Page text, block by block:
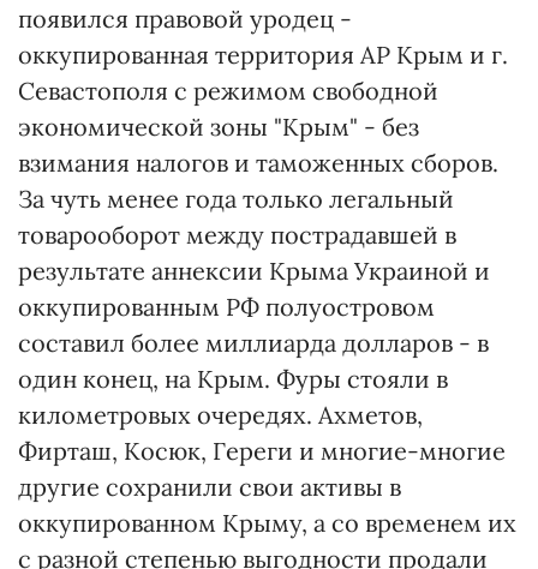
появился правовой уродец -
оккупированная территория АР Крым и г.
Севастополя с режимом свободной
экономической зоны "Крым" - без
взимания налогов и таможенных сборов.
За чуть менее года только легальный
товарооборот между пострадавшей в
результате аннексии Крыма Украиной и
оккупированным РФ полуостровом
составил более миллиарда долларов - в
один конец, на Крым. Фуры стояли в
километровых очередях. Ахметов,
Фирташ, Косюк, Гереги и многие-многие
другие сохранили свои активы в
оккупированном Крыму, а со временем их
с разной степенью выгодности продали